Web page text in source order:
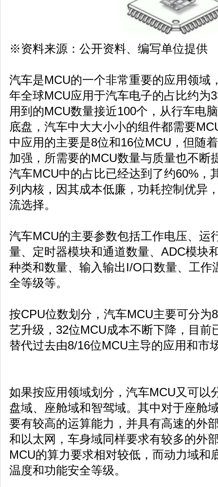
※资料来源：公开资料、编写单位提供
汽车是MCU的一个非常重要的应用领域
年全球MCU应用于汽车电子的占比约为
用到的MCU数量接近100个，从行车电
底盘，汽车中大大小小的组件都需要
中应用的主要是8位和16位MCU，但随
加强，所需要的MCU数量与质量也不断
汽车MCU中的占比已经达到了约60%，
列内核，因其成本低廉，功耗控制优异
流选择。
汽车MCU的主要参数包括工作电压、运
量、定时器模块和通道数量、ADC模块
种类和数量、输入输出I/O口数量、工作
全等级等。
按CPU位数划分，汽车MCU主要可分为
艺升级，32位MCU成本不断下降，目前
替代过去由8/16位MCU主导的应用和市
如果按应用领域划分，汽车MCU又可以
盘域、座舱域和智驾域。其中对于座舱
要有较高的运算能力，并具有高速的外
和以太网，车身域同样要求有较多的外
MCU的算力要求相对较低，而动力域和
温度和功能安全等级。